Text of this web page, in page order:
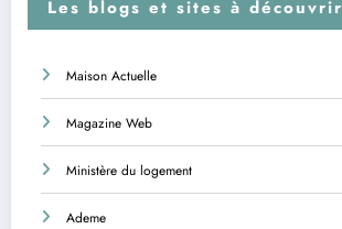
Les blogs et sites à découvrir
Maison Actuelle
Magazine Web
Ministère du logement
Ademe